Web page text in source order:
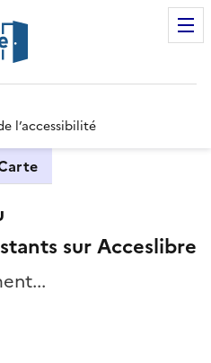
l’accessibilité
sur Acceslibre